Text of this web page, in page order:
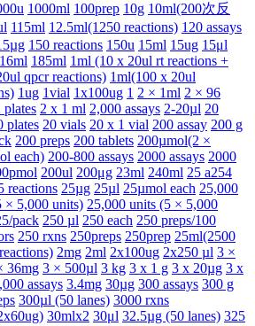
1000ml 100prep 10g 10ml(200次反
115ml 12.5ml(1250 reactions) 120 assays
150 reactions 150u 15ml 15ug 15μl
16ml 185ml 1ml (10 x 20ul rt reactions +
qpcr reactions) 1ml(100 x 20ul
1ug 1vial 1x100ug 1 2 × 1ml 2 × 96
plates 2 x 1 ml 2,000 assays 2-20µl 20
plates 20 vials 20 x 1 vial 200 assay 200 g
200 preps 200 tablets 200µmol(2 ×
each) 200-800 assays 2000 assays 2000
200ul 200μg 23ml 240ml 25 a254
reactions 25µg 25µl 25µmol each 25,000
× 5,000 units) 25,000 units (5 × 5,000
pack 250 µl 250 each 250 preps/100
250 rxns 250preps 250prep 25ml(2500
2mg 2ml 2x100ug 2x250 µl 3 ×
36mg 3 × 500µl 3 kg 3 x 1 g 3 x 20µg 3 x
assays 3.4mg 30µg 300 assays 300 g
300µl (50 lanes) 3000 rxns
30mlx2 30μl 32.5µg (50 lanes) 325